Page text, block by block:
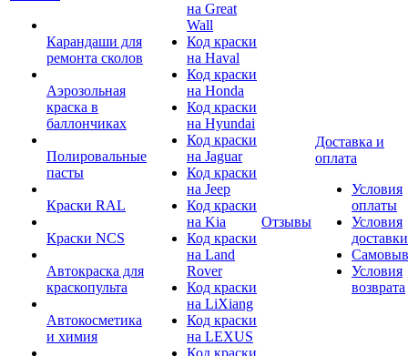
Карандаши для
ремонта сколов
Аэрозольная
краска в
баллончиках
Полировальные
пасты
Краски RAL
Краски NCS
Автокраска для
краскопульта
Автокосметика
и химия
на Great
Wall
Код краски
на Haval
Код краски
на Honda
Код краски
на Hyundai
Код краски
на Jaguar
Код краски
на Jeep
Код краски
на Kia
Код краски
на Land
Rover
Код краски
на LiXiang
Код краски
на LEXUS
Код краски
Отзывы
Доставка и
оплата
Условия
оплаты
Условия
доставки
Условия
возврата